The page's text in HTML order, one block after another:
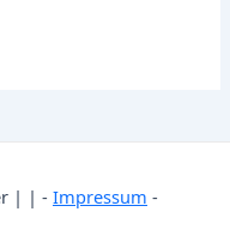
| | - Impressum -